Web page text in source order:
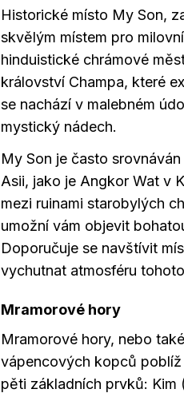
Historické místo My Son,
skvělým místem pro
hinduistické chrámové
království Champa, které
se nachází v malebném
mystický nádech.
My Son je často
Asii, jako je Angkor Wat v
mezi ruinami starobylých
umožní vám objevit
Doporučuje se navštívit
vychutnat atmosféru
Mramorové hory
Mramorové hory, nebo
vápencových kopců
pěti základních prvků: